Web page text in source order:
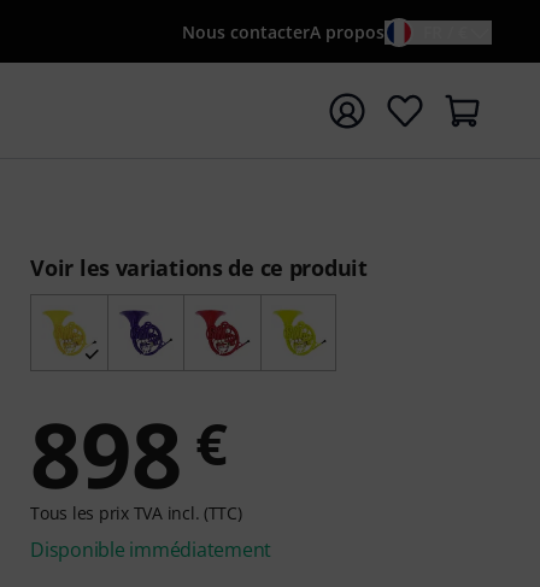
Nous contacterA propos
la recherche avec le terme de recherche
Voir les variations de ce produit
898 €
Tous les prix TVA incl. (TTC)
Disponible immédiatement